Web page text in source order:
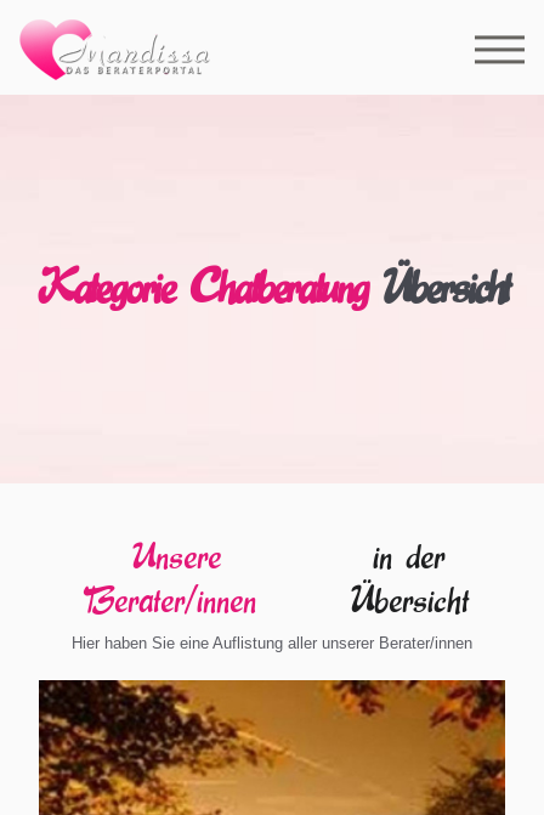
Kategorie Chatberatung Übersicht
Unsere
Berater/innen
in der
Übersicht
Hier haben Sie eine Auflistung aller unserer Berater/innen